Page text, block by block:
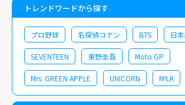
トレンドワードから探す
プロ野球 名探偵コナン BTS 日
SEVENTEEN 東野圭吾 Moto GP
Mrs. GREEN APPLE UNICORN M!LK